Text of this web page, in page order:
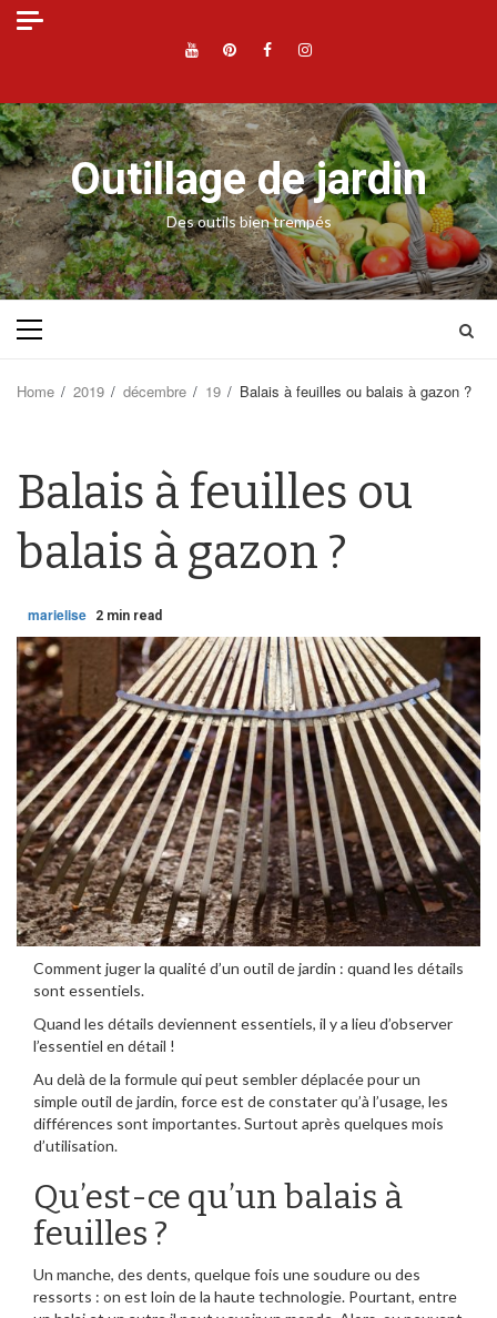
Skip
YouTube
Pinterest
Facebook
Instagram
Outillage de jardin
Des outils bien trempés
Primary
Home 2019 décembre 19 Balais à feuilles ou balais à gazon ?
Balais à feuilles ou
balais à gazon ?
marielise 2 min read
Comment juger la qualité d’un outil de jardin : quand les détails
sont essentiels.
Quand les détails deviennent essentiels, il y a lieu d’observer
l’essentiel en détail !
Au delà de la formule qui peut sembler déplacée pour un
simple outil de jardin, force est de constater qu’à l’usage, les
différences sont importantes. Surtout après quelques mois
d’utilisation.
Qu’est-ce qu’un balais à
feuilles ?
Un manche, des dents, quelque fois une soudure ou des
ressorts : on est loin de la haute technologie. Pourtant, entre